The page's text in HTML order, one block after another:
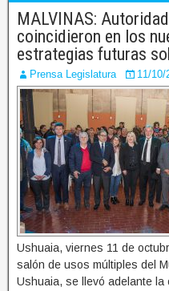
MALVINAS:
coincidieron en los
estrategias futuras
Prensa Legislatura 11/10/
Ushuaia, viernes 11 de
salón de usos múltiples del
Ushuaia, se llevó adelante la